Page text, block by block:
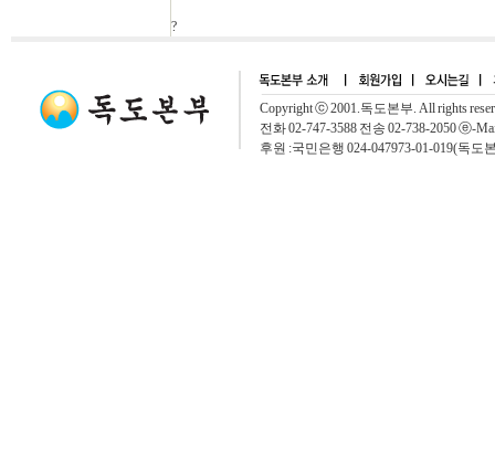
?
Copyright ⓒ 2001.독도본부. All rights
전화 02-747-3588 전송 02-738-2050 ⓔ-
후원 :국민은행 024-047973-01-019(독도